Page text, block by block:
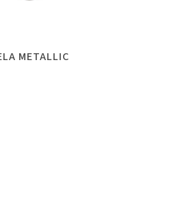
METALLIC